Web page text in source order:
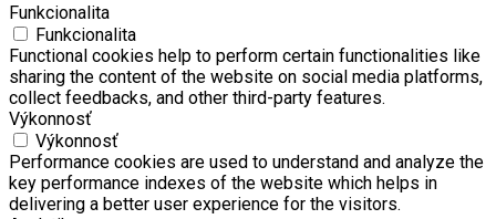
Funkcionalita
Funkcionalita
Functional cookies help to perform certain functionalities like
sharing the content of the website on social media platforms,
collect feedbacks, and other third-party features.
Výkonnosť
Výkonnosť
Performance cookies are used to understand and analyze the
key performance indexes of the website which helps in
delivering a better user experience for the visitors.